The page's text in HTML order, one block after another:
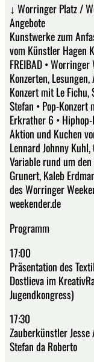
↓ Worringer Platz /
Angebote
Kunstwerke zum
vom Künstler Hagen
FREIBAD •
Konzerten,
Konzert mit Le Fichu,
Stefan • Pop-
Erkrather 6 •
Aktion und Kuchen
Lennard Johnny
Variable rund um den
Grunert, Kaleb
des Worringer
weekender.de
Programm
17:00
Präsentation des
Dostlieva im
Jugendkongress)
17:30
Zauberkünstler
Stefan da Roberto